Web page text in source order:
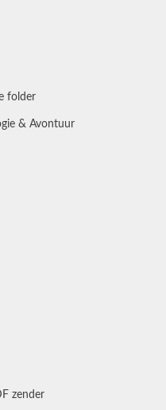
folder
& Avontuur
zender